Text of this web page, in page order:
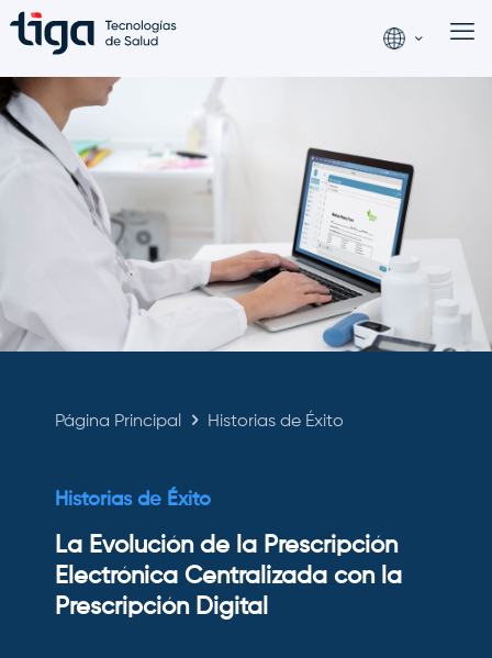
Página Principal Historias de Éxito
Historias de Éxito
La Evolución de la Prescripción
Electrónica Centralizada con la
Prescripción Digital